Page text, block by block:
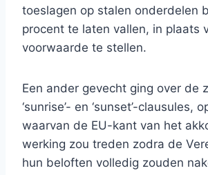
toeslagen op stalen onderdelen
procent te laten vallen, in plaats
voorwaarde te stellen.
Een ander gevecht ging over de
‘sunrise’- en ‘sunset’-clausules,
waarvan de EU-kant van het
werking zou treden zodra de
hun beloften volledig zouden